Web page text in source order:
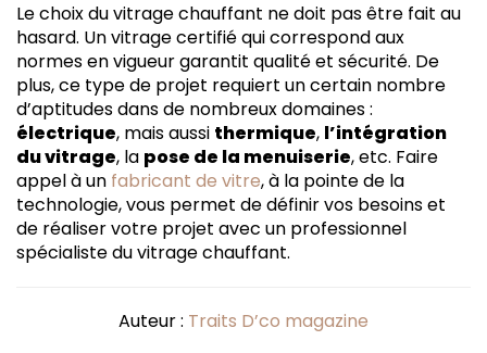
Le choix du vitrage chauffant ne doit pas être fait au
hasard. Un vitrage certifié qui correspond aux
normes en vigueur garantit qualité et sécurité. De
plus, ce type de projet requiert un certain nombre
d’aptitudes dans de nombreux domaines :
électrique, mais aussi thermique, l’intégration
du vitrage, la pose de la menuiserie, etc. Faire
appel à un fabricant de vitre, à la pointe de la
technologie, vous permet de définir vos besoins et
de réaliser votre projet avec un professionnel
spécialiste du vitrage chauffant.
Auteur : Traits D’co magazine